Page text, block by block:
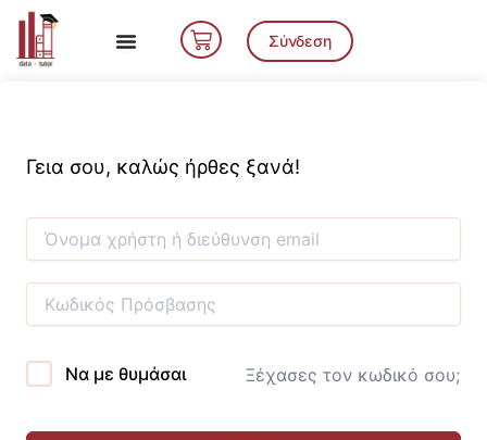
Μετάβαση
περιεχόμενο
Cart Σύνδεση
Γεια σου, καλώς ήρθες ξανά!
Να με θυμάσαι Ξέχασες τον κωδικό σου;